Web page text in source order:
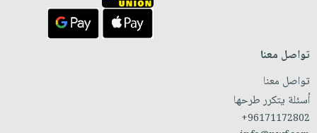
تواصل معنا
تواصل معنا
أسئلة يتكرر طرحها
+96171172802